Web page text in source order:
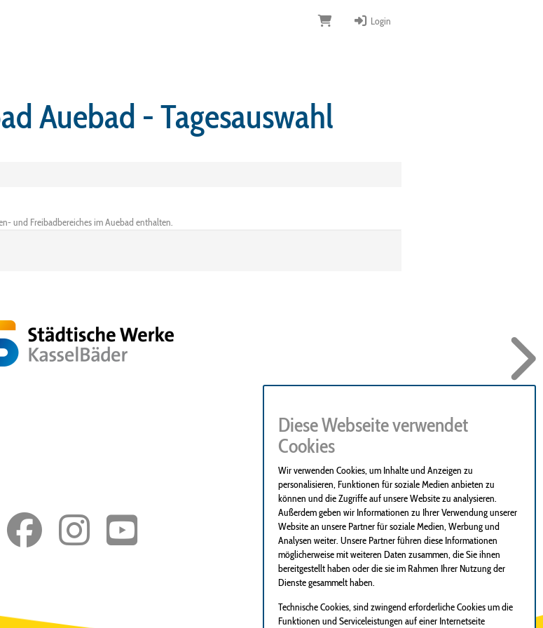
Login
Auebad - Tagesauswahl
und Freibadbereiches im Auebad enthalten.
Diese Webseite verwendet
Cookies
Wir verwenden Cookies, um Inhalte und Anzeigen zu
personalisieren, Funktionen für soziale Medien anbieten zu
können und die Zugriffe auf unsere Website zu analysieren.
Außerdem geben wir Informationen zu Ihrer Verwendung unserer
Website an unsere Partner für soziale Medien, Werbung und
Analysen weiter. Unsere Partner führen diese Informationen
möglicherweise mit weiteren Daten zusammen, die Sie ihnen
bereitgestellt haben oder die sie im Rahmen Ihrer Nutzung der
Dienste gesammelt haben.
Technische Cookies, sind zwingend erforderliche Cookies um die
Funktionen und Serviceleistungen auf einer Internetseite